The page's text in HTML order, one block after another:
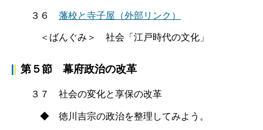
３６ 藩校と寺子屋 （外部リンク）
＜ばんぐみ＞ 社会「江戸時代の文化」
第５節 幕府政治の改革
３７ 社会の変化と享保の改革
◆ 徳川吉宗の政治を整理してみよう。